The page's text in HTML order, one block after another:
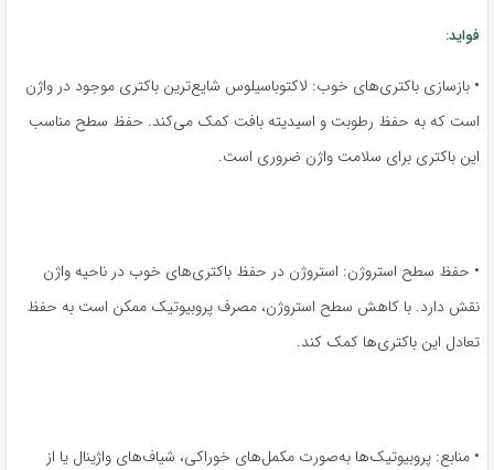
فواید:
• بازسازی باکتری‌های خوب: لاکتوباسیلوس شایع‌ترین باکتری موجود در واژن
است که به حفظ رطوبت و اسیدیته بافت کمک می‌کند. حفظ سطح مناسب
این باکتری برای سلامت واژن ضروری است.
• حفظ سطح استروژن: استروژن در حفظ باکتری‌های خوب در ناحیه واژن
نقش دارد. با کاهش سطح استروژن، مصرف پروبیوتیک ممکن است به حفظ
تعادل این باکتری‌ها کمک کند.
• منابع: پروبیوتیک‌ها به‌صورت مکمل‌های خوراکی، شیاف‌های واژینال یا از